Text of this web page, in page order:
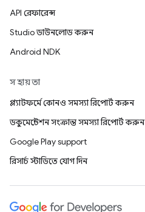
API রেফারেন্স
Studio ডাউনলোড করুন
Android NDK
সহায়তা
প্ল্যাটফর্মে কোনও সমস্যা রিপোর্ট করুন
ডকুমেন্টেশন সংক্রান্ত সমস্যা রিপোর্ট করুন
Google Play support
রিসার্চ স্টাডিতে যোগ দিন